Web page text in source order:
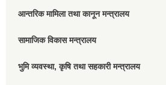
आन्तरिक मामिला तथा कानून मन्त्रालय
सामाजिक विकास मन्त्रालय
भुमि व्यवस्था, कृषि तथा सहकारी मन्त्रालय